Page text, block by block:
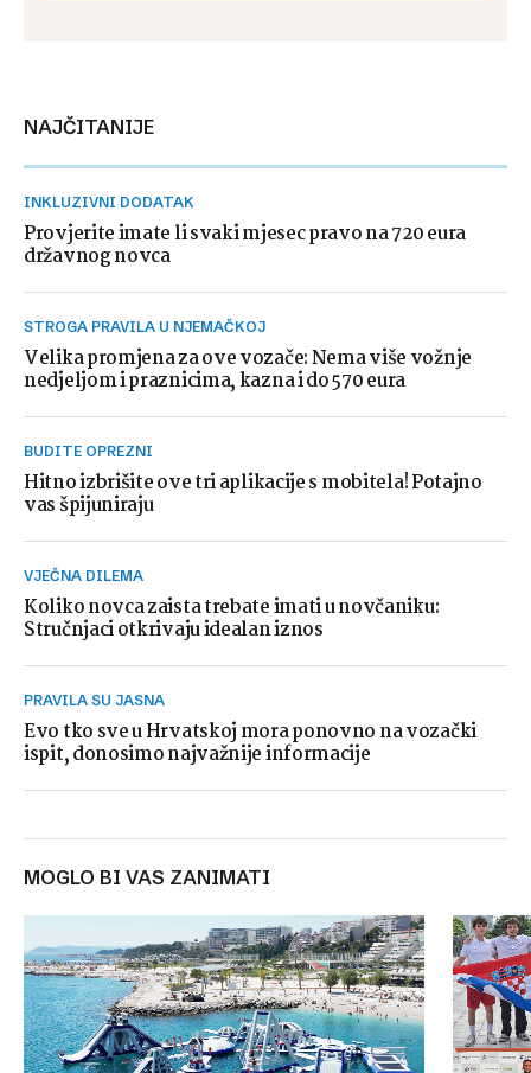
NAJČITANIJE
INKLUZIVNI DODATAK
Provjerite imate li svaki mjesec pravo na 720 eura
državnog novca
STROGA PRAVILA U NJEMAČKOJ
Velika promjena za ove vozače: Nema više vožnje
nedjeljom i praznicima, kazna i do 570 eura
BUDITE OPREZNI
Hitno izbrišite ove tri aplikacije s mobitela! Potajno
vas špijuniraju
VJEČNA DILEMA
Koliko novca zaista trebate imati u novčaniku:
Stručnjaci otkrivaju idealan iznos
PRAVILA SU JASNA
Evo tko sve u Hrvatskoj mora ponovno na vozački
ispit, donosimo najvažnije informacije
MOGLO BI VAS ZANIMATI